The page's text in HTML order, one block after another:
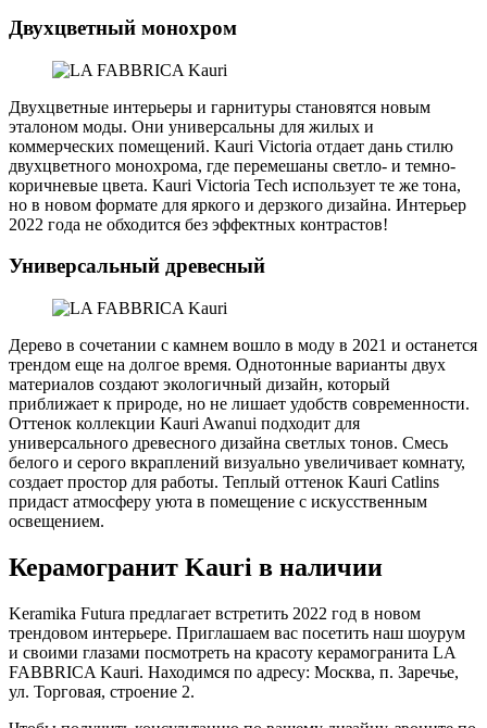
Двухцветный монохром
Двухцветные интерьеры и гарнитуры становятся новым
эталоном моды. Они универсальны для жилых и
коммерческих помещений. Kauri Victoria отдает дань стилю
двухцветного монохрома, где перемешаны светло- и темно-
коричневые цвета. Kauri Victoria Tech использует те же тона,
но в новом формате для яркого и дерзкого дизайна. Интерьер
2022 года не обходится без эффектных контрастов!
Универсальный древесный
Дерево в сочетании с камнем вошло в моду в 2021 и останется
трендом еще на долгое время. Однотонные варианты двух
материалов создают экологичный дизайн, который
приближает к природе, но не лишает удобств современности.
Оттенок коллекции Kauri Awanui подходит для
универсального древесного дизайна светлых тонов. Смесь
белого и серого вкраплений визуально увеличивает комнату,
создает простор для работы. Теплый оттенок Kauri Catlins
придаст атмосферу уюта в помещение с искусственным
освещением.
Керамогранит Kauri в наличии
Keramika Futura предлагает встретить 2022 год в новом
трендовом интерьере. Приглашаем вас посетить наш шоурум
и своими глазами посмотреть на красоту керамогранита LA
FABBRICA Kauri. Находимся по адресу: Москва, п. Заречье,
ул. Торговая, строение 2.